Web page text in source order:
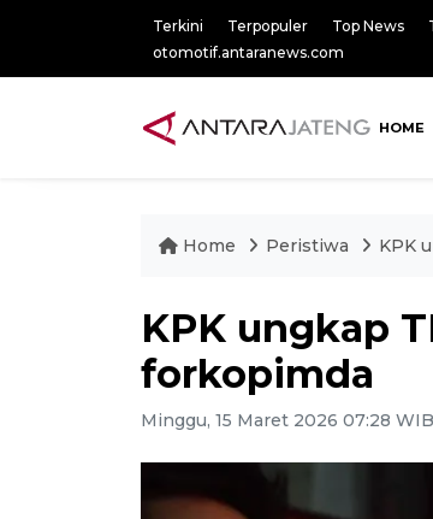
Terkini Terpopuler Top News
otomotif.antaranews.com
HOME
Home Peristiwa KPK
KPK ungkap
forkopimda
Minggu, 15 Maret 2026 07:28 WIB